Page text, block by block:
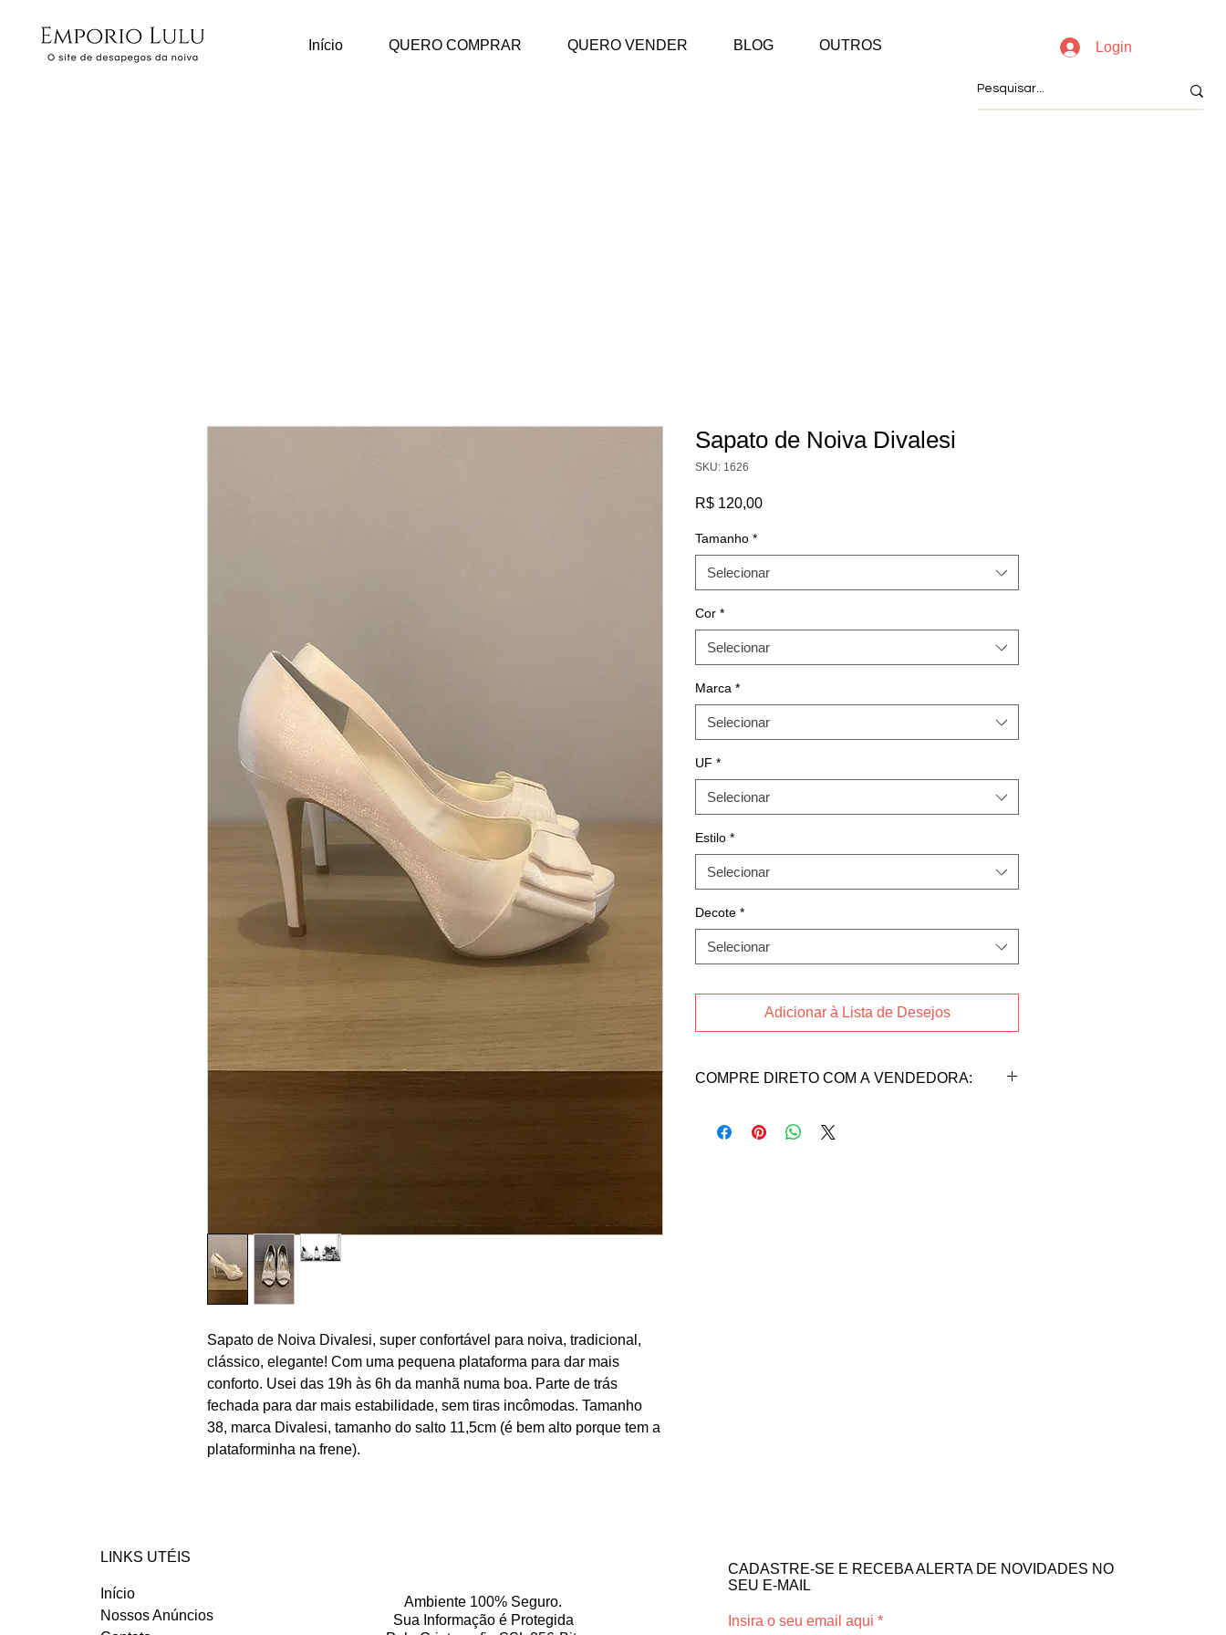
Início QUERO COMPRAR QUERO VENDER BLOG OUTROS Login
Sapato de Noiva Divalesi, super confortável para noiva, tradicional,
clássico, elegante! Com uma pequena plataforma para dar mais
conforto. Usei das 19h às 6h da manhã numa boa. Parte de trás
fechada para dar mais estabilidade, sem tiras incômodas. Tamanho
38, marca Divalesi, tamanho do salto 11,5cm (é bem alto porque tem a
plataforminha na frene).
Sapato de Noiva Divalesi
SKU: 1626
R$ 120,00Preço
Tamanho *
Selecionar
Cor *
Selecionar
Marca *
Selecionar
UF *
Selecionar
Estilo *
Selecionar
Decote *
Selecionar
Adicionar à Lista de Desejos
COMPRE DIRETO COM A VENDEDORA:
Soni contato abaixo:
LINKS UTÉIS
Início
Nossos Anúncios
Ambiente 100% Seguro.
Sua Informação é Protegida
CADASTRE-SE E RECEBA ALERTA DE NOVIDADES NO
SEU E-MAIL
Insira o seu email aqui